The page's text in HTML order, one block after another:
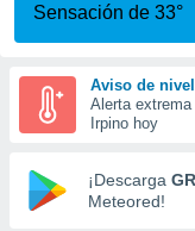
a este
las
y
forma
digital
basada
Sensación de 33°
Aviso de
Alerta
Irpino hoy
¡Descarga
Meteored!